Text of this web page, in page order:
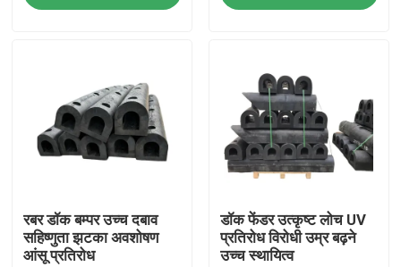
वीडियो
कारखाना भ्रमण
रबर डॉक बम्पर उच्च दबाव
सहिष्णुता झटका अवशोषण
आंसू प्रतिरोध
डॉक फेंडर उत्कृष्ट लोच UV
प्रतिरोध विरोधी उम्र बढ़ने
उच्च स्थायित्व